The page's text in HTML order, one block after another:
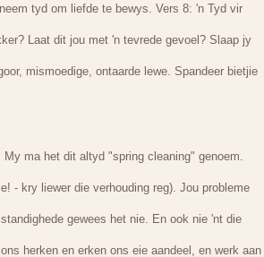
tyd om liefde te bewys. Vers 8: 'n Tyd vir
Laat dit jou met 'n tevrede gevoel? Slaap jy
mismoedige, ontaarde lewe. Spandeer bietjie
ma het dit altyd "spring cleaning" genoem.
- kry liewer die verhouding reg). Jou probleme
gewees het nie. En ook nie 'nt die
herken en erken ons eie aandeel, en werk aan